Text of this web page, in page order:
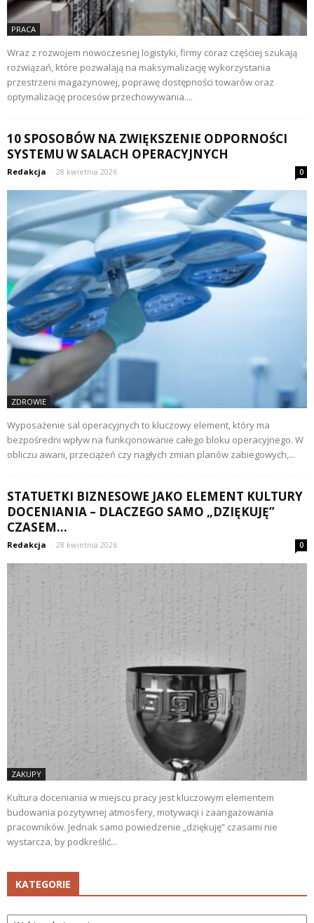
PRACA
Wraz z rozwojem nowoczesnej logistyki, firmy coraz częściej szukają
rozwiązań, które pozwalają na maksymalizację wykorzystania
przestrzeni magazynowej, poprawę dostępności towarów oraz
optymalizację procesów przechowywania....
10 SPOSOBÓW NA ZWIĘKSZENIE ODPORNOŚCI
SYSTEMU W SALACH OPERACYJNYCH
Redakcja - 28 kwietnia 2026 0
ZDROWIE
Wyposażenie sal operacyjnych to kluczowy element, który ma
bezpośredni wpływ na funkcjonowanie całego bloku operacyjnego. W
obliczu awarii, przeciążeń czy nagłych zmian planów zabiegowych,...
STATUETKI BIZNESOWE JAKO ELEMENT KULTURY
DOCENIANIA – DLACZEGO SAMO „DZIĘKUJĘ”
CZASEM...
Redakcja - 28 kwietnia 2026 0
ZAKUPY
Kultura doceniania w miejscu pracy jest kluczowym elementem
budowania pozytywnej atmosfery, motywacji i zaangażowania
pracowników. Jednak samo powiedzenie „dziękuję” czasami nie
wystarcza, by podkreślić...
KATEGORIE
Kategorie